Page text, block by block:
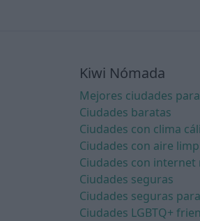
Kiwi Nómada
Mejores ciudades
Ciudades baratas
Ciudades con clima
Ciudades con aire
Ciudades con internet
Ciudades seguras
Ciudades seguras
Ciudades LGBTQ+